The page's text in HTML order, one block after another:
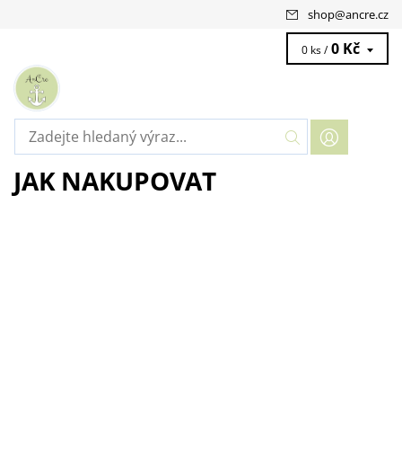
shop@ancre.cz
0 ks / 0 Kč
JAK NAKUPOVAT